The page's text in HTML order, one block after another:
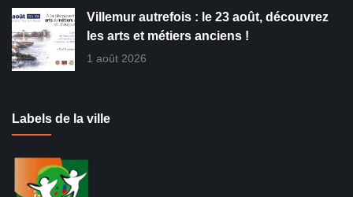
Villemur autrefois : le 23 août, découvrez
les arts et métiers anciens !
1 août 2026
Labels de la ville